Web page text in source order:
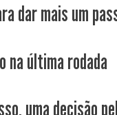
dar mais um
na última rodada
uma decisão